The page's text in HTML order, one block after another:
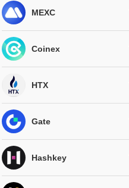
MEXC
Coinex
HTX
Gate
Hashkey